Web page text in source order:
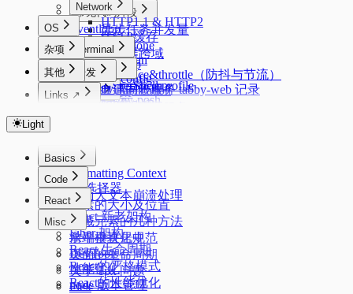
常见代码片段
异步任务并发量
Deepclone
Lazyman
debounce&throttle（防抖与节流）
Deduplication
Flatarray
Eventloop
Network
HTTP1.1 & HTTP2
HTTP缓存
浏览器跨域
OS
Terminal
Starship
zsh config
zimfw
Windows
PowerShell profile
oh-my-posh
Ventoy
Windows Subsystem for Linux 2 (WSL2)
Windows 11 IOT Enterprise LTSC
在独立恢复分区重建 Windows 恢复环境
Windows 11 新环境配置
Package Manager
Windows 配置命令快捷键
Linux
简单使用 nix 的包管理器
Linux 下的 Android
Dropbear
Swap
安卓优化
拨号快捷键
Adb
Kernelsu Overlayfs
Thanox 情景模式
Other
IPv6 设置
PVE CPU 省电配置
杂项
开发
uv
conda
acme.sh 证书管理
Nginx 反向代理
其他
tabby 自建同步服务 tabby-web 记录
浏览器优化
科学上网
MosDNS 屏蔽国内常见的 PCDN
Links ↗
Markdown Editor
Regex Tester
Light
Basics
Formatting Context
css选择器
元素的大小及位置
隐藏元素的几种方法
水平垂直居中
页面的生命周期
关于 1px 问题
Flex
Code
页面大文本崩溃处理
React
React 新老架构
Fiber 架构
React 生命周期
React的严格模式
React的性能优化
Misc
前端模块化规范
DevTools
性能优化
node 版本管理